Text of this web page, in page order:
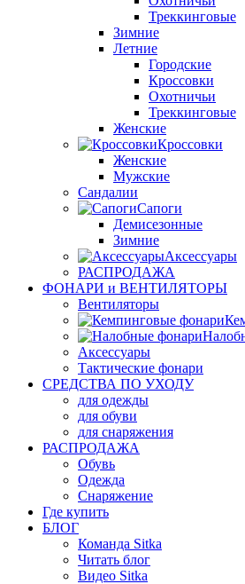
Треккинговые
Зимние
Летние
Городские
Кроссовки
Охотничьи
Треккинговые
Женские
Кроссовки
Женские
Мужские
Сандалии
Сапоги
Демисезонные
Зимние
Аксессуары
РАСПРОДАЖА
ФОНАРИ и ВЕНТИЛЯТОРЫ
Вентиляторы
Аксессуары
Тактические фонари
СРЕДСТВА ПО УХОДУ
для одежды
для обуви
для снаряжения
РАСПРОДАЖА
Обувь
Одежда
Снаряжение
Где купить
БЛОГ
Команда Sitka
Читать блог
Видео Sitka